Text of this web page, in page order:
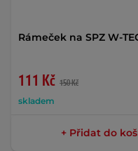
Rámeček na SPZ W-
111 Kč 150 Kč
skladem
+ Přidat do